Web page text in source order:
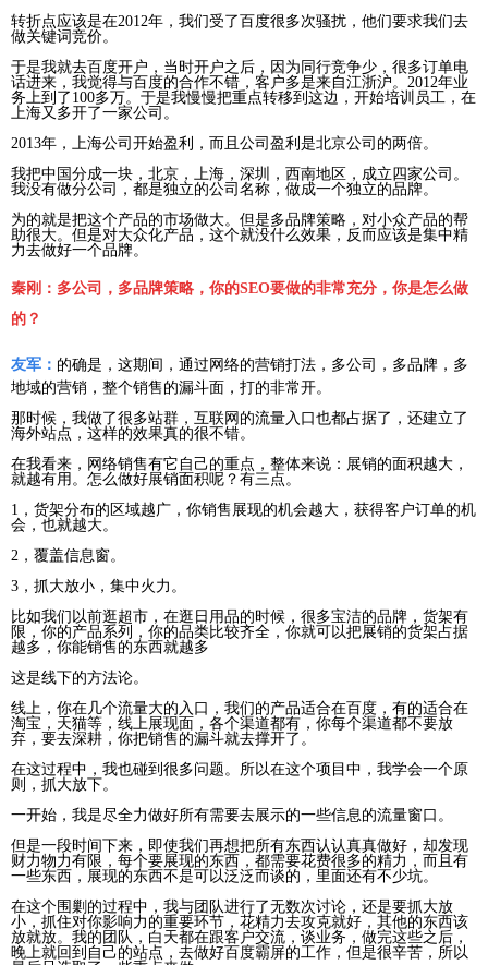
转折点应该是在2012年，我们受了百度很多次骚扰，他们要求我们去
做关键词竞价。
于是我就去百度开户，当时开户之后，因为同行竞争少，很多订单电
话进来，我觉得与百度的合作不错，客户多是来自江浙沪。2012年业
务上到了100多万。于是我慢慢把重点转移到这边，开始培训员工，在
上海又多开了一家公司。
2013年，上海公司开始盈利，而且公司盈利是北京公司的两倍。
我把中国分成一块，北京，上海，深圳，西南地区，成立四家公司。
我没有做分公司，都是独立的公司名称，做成一个独立的品牌。
为的就是把这个产品的市场做大。但是多品牌策略，对小众产品的帮
助很大。但是对大众化产品，这个就没什么效果，反而应该是集中精
力去做好一个品牌。
秦刚：多公司，多品牌策略，你的SEO要做的非常充分，你是怎么做
的？
友军： 的确是，这期间，通过网络的营销打法，多公司，多品牌，多
地域的营销，整个销售的漏斗面，打的非常开。
那时候，我做了很多站群，互联网的流量入口也都占据了，还建立了
海外站点，这样的效果真的很不错。
在我看来，网络销售有它自己的重点，整体来说：展销的面积越大，
就越有用。怎么做好展销面积呢？有三点。
1，货架分布的区域越广，你销售展现的机会越大，获得客户订单的机
会，也就越大。
2，覆盖信息窗。
3，抓大放小，集中火力。
比如我们以前逛超市，在逛日用品的时候，很多宝洁的品牌，货架有
限，你的产品系列，你的品类比较齐全，你就可以把展销的货架占据
越多，你能销售的东西就越多
这是线下的方法论。
线上，你在几个流量大的入口，我们的产品适合在百度，有的适合在
淘宝，天猫等，线上展现面，各个渠道都有，你每个渠道都不要放
弃，要去深耕，你把销售的漏斗就去撑开了。
在这过程中，我也碰到很多问题。所以在这个项目中，我学会一个原
则，抓大放下。
一开始，我是尽全力做好所有需要去展示的一些信息的流量窗口。
但是一段时间下来，即使我们再想把所有东西认认真真做好，却发现
财力物力有限，每个要展现的东西，都需要花费很多的精力，而且有
一些东西，展现的东西不是可以泛泛而谈的，里面还有不少坑。
在这个围剿的过程中，我与团队进行了无数次讨论，还是要抓大放
小，抓住对你影响力的重要环节，花精力去攻克就好，其他的东西该
放就放。我的团队，白天都在跟客户交流，谈业务，做完这些之后，
晚上就回到自己的站点，去做好百度霸屏的工作，但是很辛苦，所以